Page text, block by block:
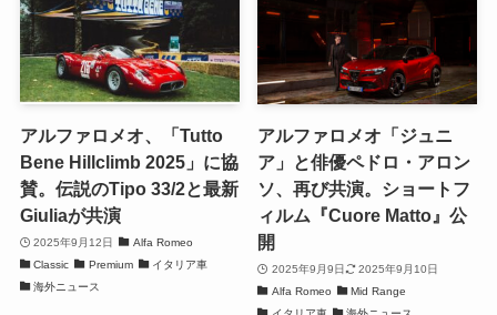
アルファロメオ、「Tutto
Bene Hillclimb 2025」に協
賛。伝説のTipo 33/2と最新
Giuliaが共演
2025年9月12日
Alfa Romeo
Classic
Premium
イタリア車
海外ニュース
アルファロメオ「ジュニ
ア」と俳優ペドロ・アロン
ソ、再び共演。ショートフ
ィルム『Cuore Matto』公
開
2025年9月9日
2025年9月10日
Alfa Romeo
Mid Range